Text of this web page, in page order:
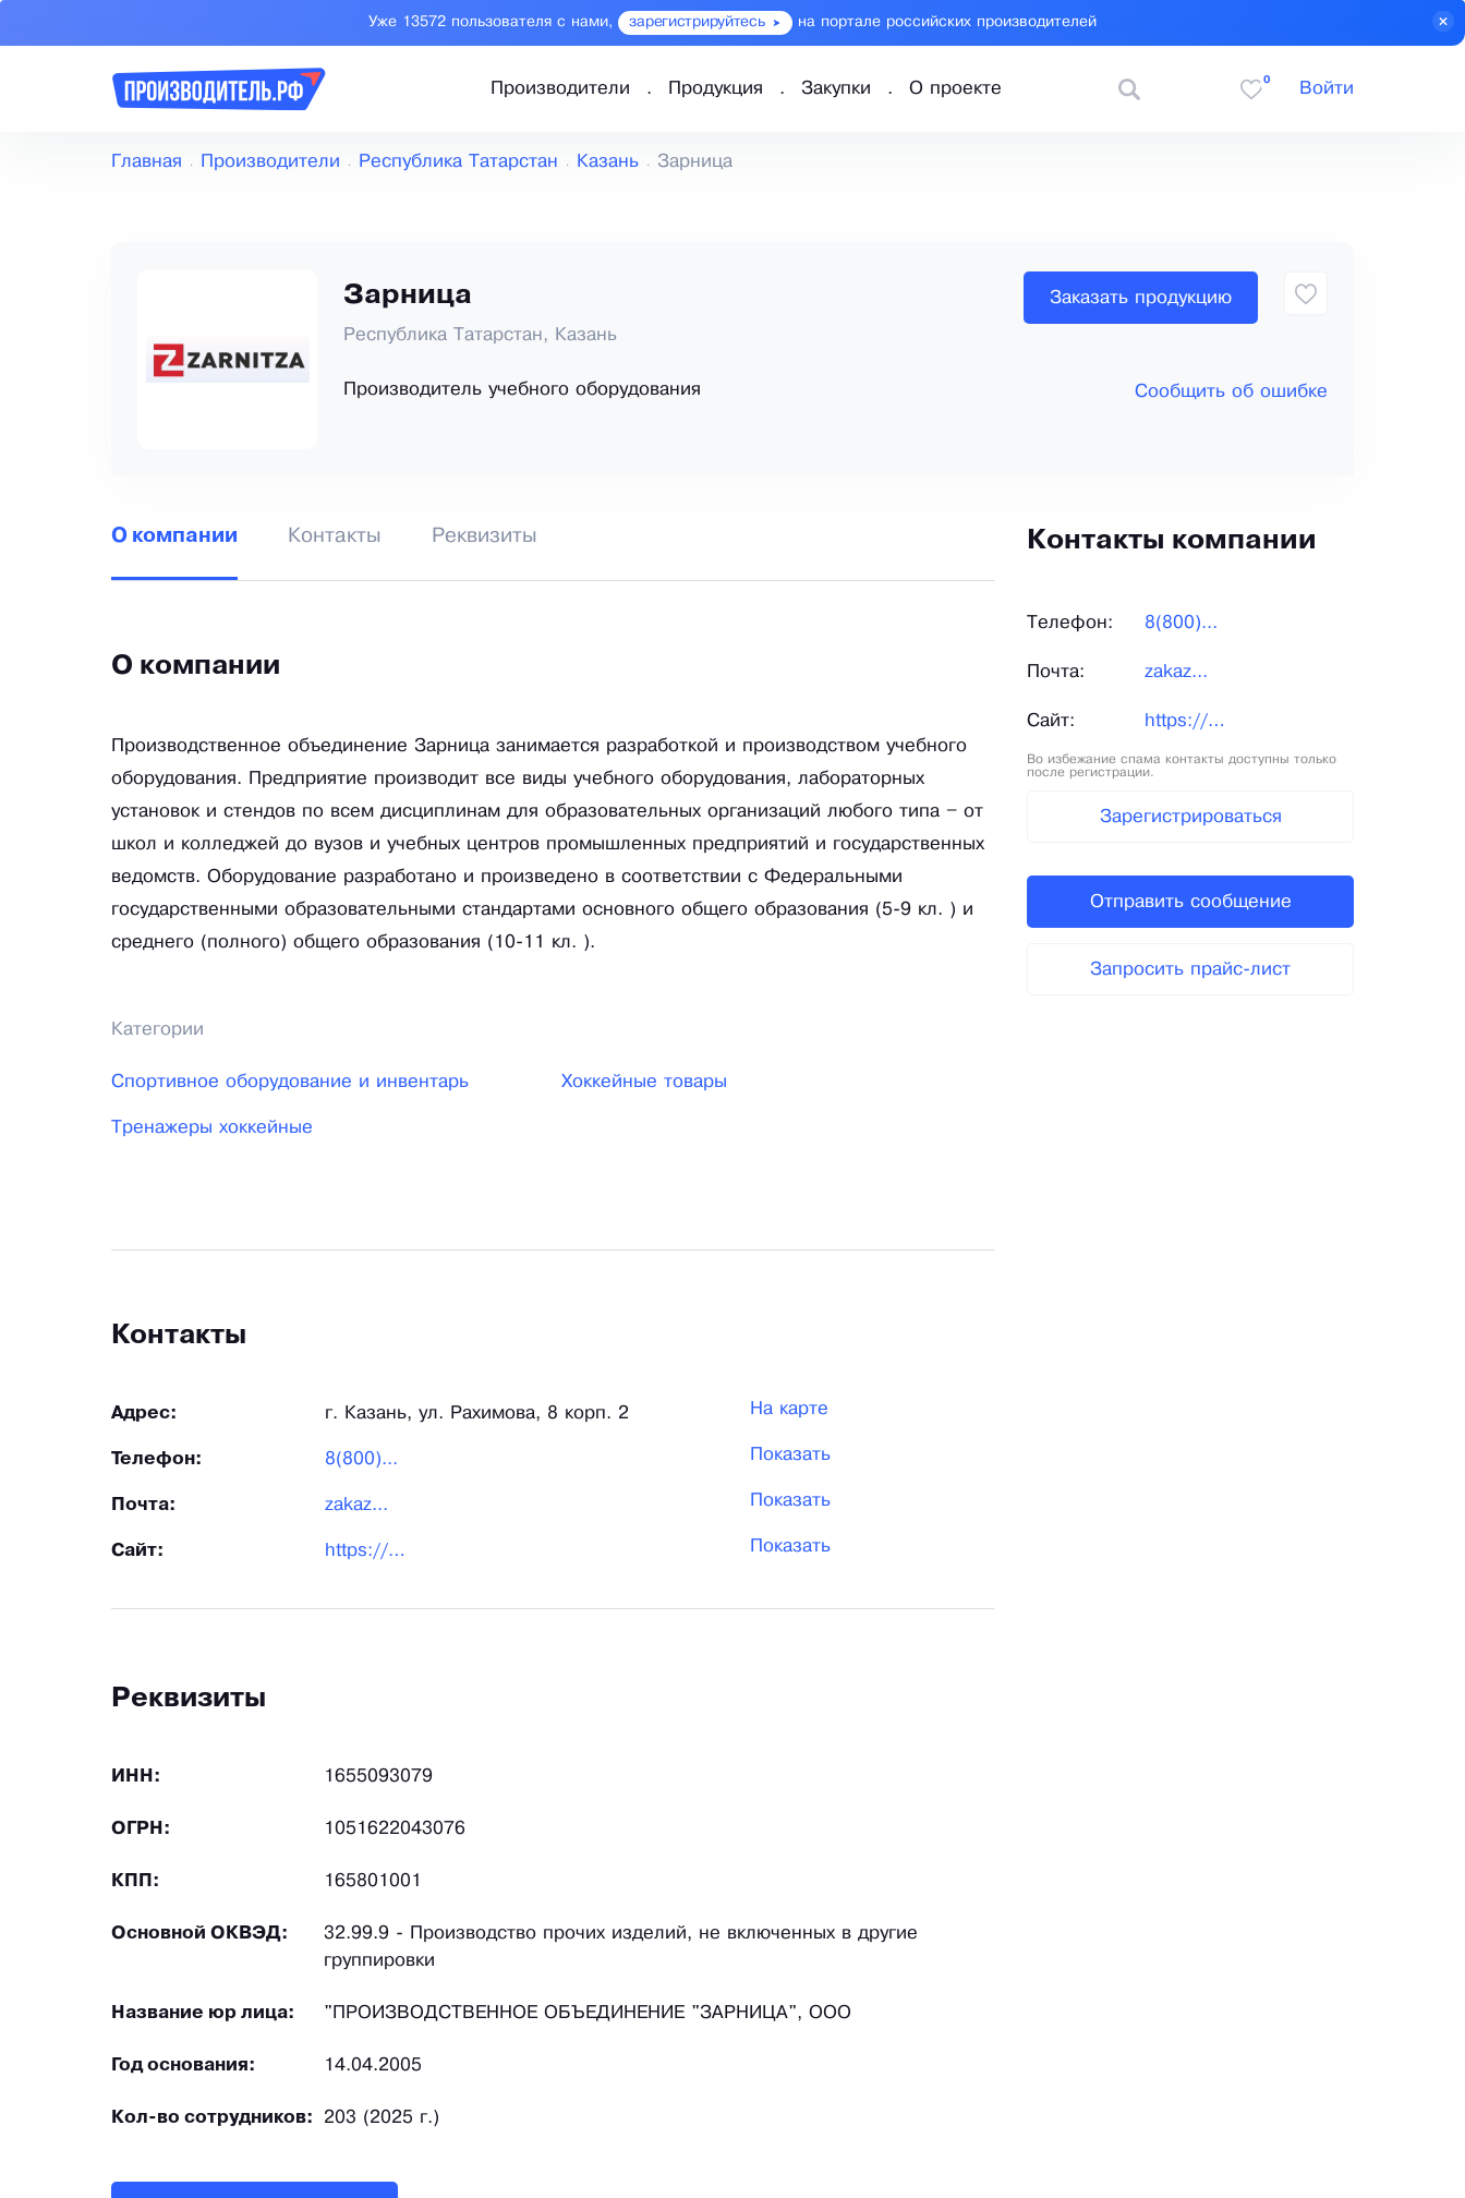
Уже 13572 пользователя с нами, зарегистрируйтесь на портале российских производителей
Производители Продукция Закупки О проекте
0
Войти
Главная Производители Республика Татарстан Казань Зарница
Зарница
Республика Татарстан, Казань
Производитель учебного оборудования
Заказать продукцию
Сообщить об ошибке
О компании Контакты Реквизиты
О компании
Производственное объединение Зарница занимается разработкой и производством учебного
оборудования. Предприятие производит все виды учебного оборудования, лабораторных
установок и стендов по всем дисциплинам для образовательных организаций любого типа – от
школ и колледжей до вузов и учебных центров промышленных предприятий и государственных
ведомств. Оборудование разработано и произведено в соответствии с Федеральными
государственными образовательными стандартами основного общего образования (5-9 кл. ) и
среднего (полного) общего образования (10-11 кл. ).
Категории
Спортивное оборудование и инвентарь Хоккейные товары
Тренажеры хоккейные
Контакты
Адрес: г. Казань, ул. Рахимова, 8 корп. 2 На карте
Телефон: 8(800)... Показать
Почта: zakaz... Показать
Сайт: https://pr.zarnitza.ru/ Показать
Реквизиты
ИНН: 1655093079
ОГРН: 1051622043076
КПП: 165801001
Основной ОКВЭД:
32.99.9 - Производство прочих изделий, не включенных в другие
группировки
Название юр лица: "ПРОИЗВОДСТВЕННОЕ ОБЪЕДИНЕНИЕ "ЗАРНИЦА", ООО
Год основания: 14.04.2005
Кол-во сотрудников: 203 (2025 г.)
Контакты компании
Телефон: 8(800)...
Почта: zakaz...
Сайт: https://pr.zarnitza.ru/
Во избежание спама контакты доступны только
после регистрации.
Зарегистрироваться
Отправить сообщение
Запросить прайс-лист